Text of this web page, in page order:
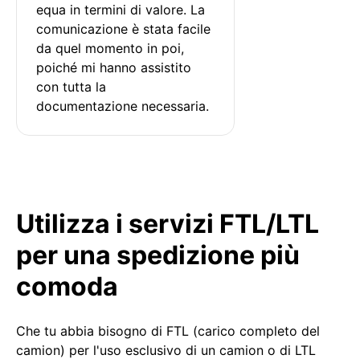
equa in termini di valore. La
comunicazione è stata facile
da quel momento in poi,
poiché mi hanno assistito
con tutta la
documentazione necessaria.
Utilizza i servizi FTL/LTL
per una spedizione più
comoda
Che tu abbia bisogno di FTL (carico completo del
camion) per l'uso esclusivo di un camion o di LTL